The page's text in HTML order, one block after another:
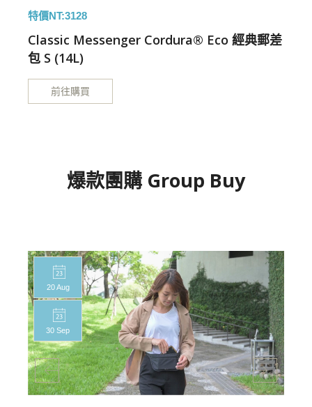
特價NT:3128
Classic Messenger Cordura® Eco 經典郵差
包 S (14L)
前往購買
爆款團購 Group Buy
20 Aug
30 Sep